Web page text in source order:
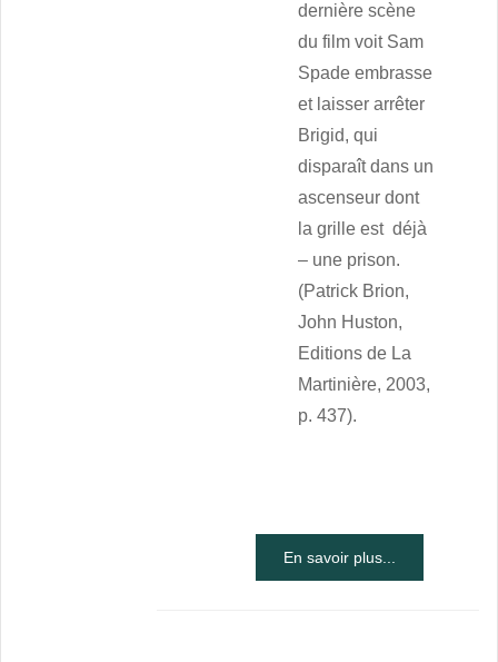
dernière scène
du film voit Sam
Spade embrasse
et laisser arrêter
Brigid, qui
disparaît dans un
ascenseur dont
la grille est déjà
– une prison.
(Patrick Brion,
John Huston,
Editions de La
Martinière, 2003,
p. 437).
En savoir plus...